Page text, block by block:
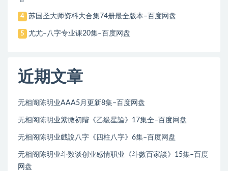
4 苏国圣大师资料大合集74册最全版本–百度网盘
5 尤尤–八字专业课20集–百度网盘
近期文章
无相阁陈明业AAA5月更新8集–百度网盘
无相阁陈明业紫微初階《乙級星論》17集全–百度网盘
无相阁陈明业戲說八字《四柱八字》6集–百度网盘
无相阁陈明业斗数谈创业感情职业《斗數百家談》15集–百度
网盘